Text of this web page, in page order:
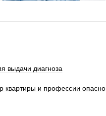
выдачи диагноза
квартиры и профессии опасно